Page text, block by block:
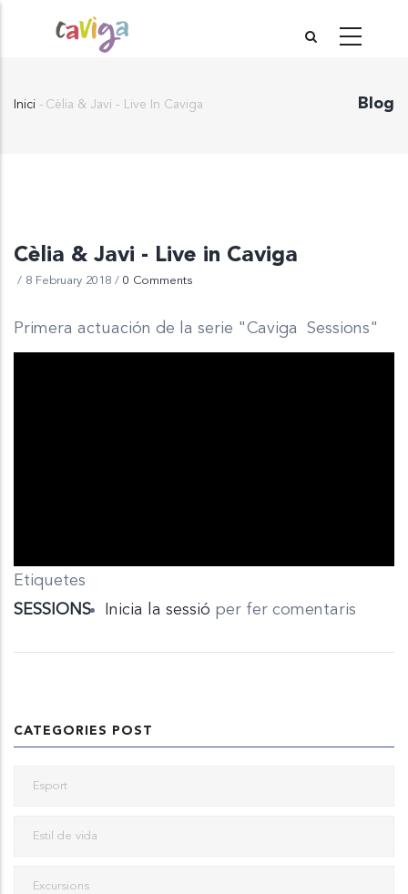
Blog
Inici - Cèlia & Javi - Live In Caviga
Cèlia & Javi - Live in Caviga
/ 8 February 2018 / 0 Comments
Primera actuación de la serie "Caviga Sessions"
Etiquetes
SESSIONS
Inicia la sessió per fer comentaris
CATEGORIES POST
Esport
Estil de vida
Excursions